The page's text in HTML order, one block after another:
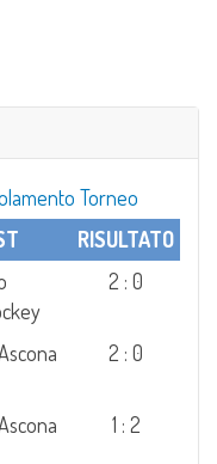
Torneo
RISULTATO
2 : 0
2 : 0
1 : 2